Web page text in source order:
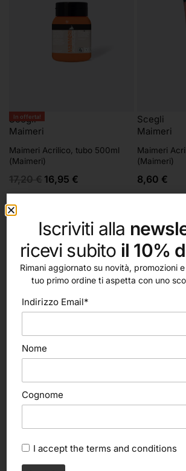
In offerta!
Scegli
Maimeri
Maimeri Acrilico, tubo 500ml
(Maimeri)
17,20€ 16,95 €
Scegli
Maimeri
Maimeri
(Maimeri)
8,60 €
Maimeri Acrilico, 1000ml
Colore
Iscriviti alla
ricevi subito il 10%
Rimani aggiornato su novità, promozioni
tuo primo ordine ti aspetta con uno
Indirizzo Email*
Nome
Cognome
I accept the terms and conditions